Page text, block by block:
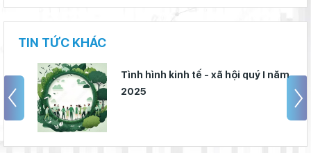
TIN TỨC KHÁC
Tình hình kinh tế - xã hội quý I năm
2025
Tình hình kinh tế - xã hội tỉnh Lâm Đồng ước tháng 5 và 5 tháng
năm 2024
Tình hình kinh tế - xã hội tỉnh Lâm Đồng ước tháng 4 và 4
tháng năm 2024
Tình hình kinh tế - xã hội tỉnh Lâm Đồng ước tháng 3 và quý I